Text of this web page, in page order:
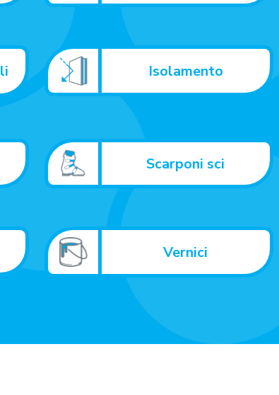
Isolamento
Scarponi sci
Vernici